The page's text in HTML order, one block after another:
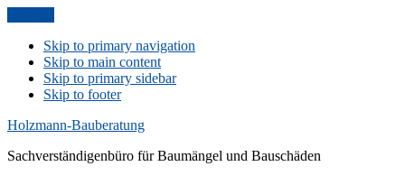
Skip to primary navigation
Skip to main content
Skip to primary sidebar
Skip to footer
Holzmann-Bauberatung
Sachverständigenbüro für Baumängel und Bauschäden